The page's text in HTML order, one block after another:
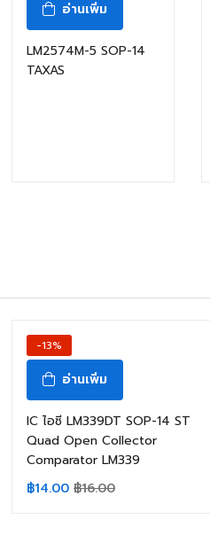
อ่านเพิ่ม
LM2574M-5 SOP-14
TAXAS
-13%
อ่านเพิ่ม
IC ไอซี LM339DT SOP-14 ST
Quad Open Collector
Comparator LM339
฿14.00 ฿16.00